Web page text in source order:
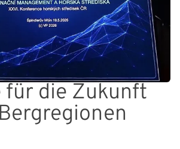
für die Zukunft